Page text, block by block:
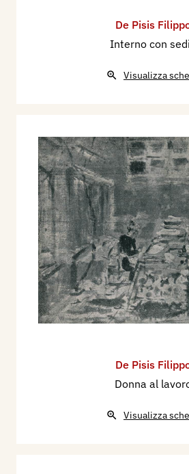
De Pisis
Interno con
Visualizza
De Pisis
Donna al
Visualizza